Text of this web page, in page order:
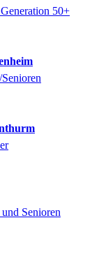
50+
Senioren